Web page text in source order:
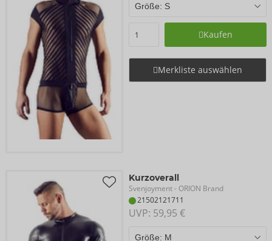
Kaufen
Merkliste auswählen
Kurzoverall
Svenjoyment- ORION Brand
21502121711
UVP: 59,95 €